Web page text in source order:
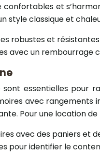
confortables et
style classique et
robustes et résistantes
avec un rembourrage
sont essentielles pour
avec rangements
Pour une location
avec des paniers et
pour identifier le